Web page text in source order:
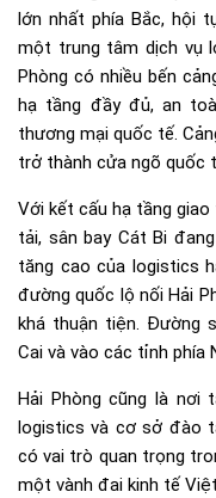
lớn nhất phía Bắc, hội
một trung tâm dịch vụ
Phòng có nhiều bến
hạ tầng đầy đủ, an
thương mại quốc tế.
trở thành cửa ngõ quốc
Với kết cấu hạ tầng
tải, sân bay Cát Bi
tăng cao của logistics
đường quốc lộ nối Hải
khá thuận tiện. Đường
Cai và vào các tỉnh phía
Hải Phòng cũng là nơi
logistics và cơ sở đào
có vai trò quan trọng
một vành đai kinh tế